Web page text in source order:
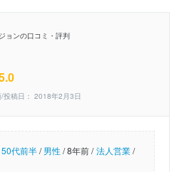
ョンの口コミ・評判
投稿日： 2018年2月3日
50代前半/男性/8年前 / 法人営業/